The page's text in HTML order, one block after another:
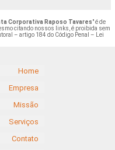
Corporativa Raposo Tavares" é de
citando nossos links, é proibida sem
– artigo 184 do Código Penal –
Lei
Home
Empresa
Missão
Serviços
Contato